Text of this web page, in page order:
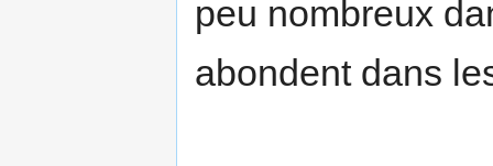
peu nombreux
abondent dans